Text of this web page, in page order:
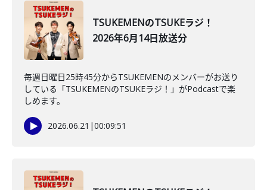
TSUKEMENのTSUKEラジ！
2026年6月14日放送分
毎週日曜日25時45分からTSUKEMENのメンバーがお送り
している「TSUKEMENのTSUKEラジ！」がPodcastで楽
しめます。
2026.06.21 |00:09:51